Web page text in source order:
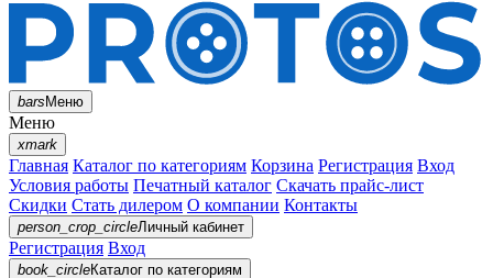
barsМеню
Меню
xmark
Главная Каталог по категориям Корзина Регистрация Вход
Условия работы Печатный каталог Скачать прайс-лист
Скидки Стать дилером О компании Контакты
person_crop_circleЛичный кабинет
Регистрация Вход
book_circleКаталог по категориям